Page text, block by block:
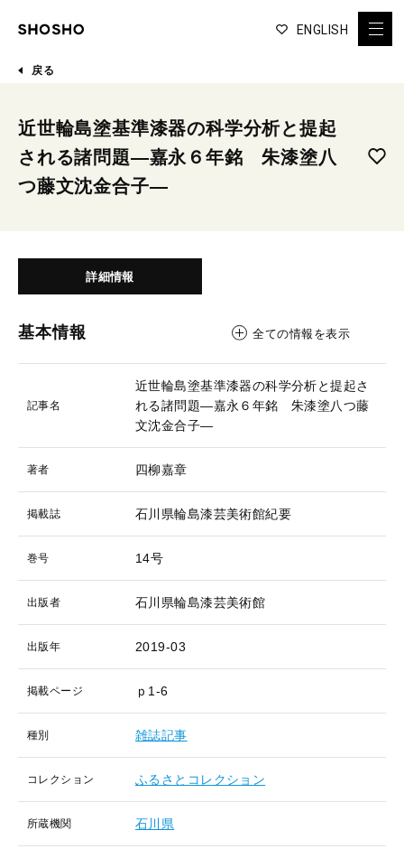
ENGLISH
戻る
近世輪島塗基準漆器の科学分析と提起
される諸問題―嘉永６年銘 朱漆塗八
つ藤文沈金合子―
詳細情報
基本情報 全ての情報を表示
記事名
近世輪島塗基準漆器の科学分析と提起さ
れる諸問題―嘉永６年銘 朱漆塗八つ藤
文沈金合子―
著者 四柳嘉章
掲載誌 石川県輪島漆芸美術館紀要
巻号 14号
出版者 石川県輪島漆芸美術館
出版年 2019-03
掲載ページ ｐ1-6
種別 雑誌記事
コレクション ふるさとコレクション
所蔵機関 石川県